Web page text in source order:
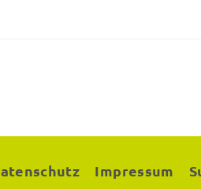
Impressum